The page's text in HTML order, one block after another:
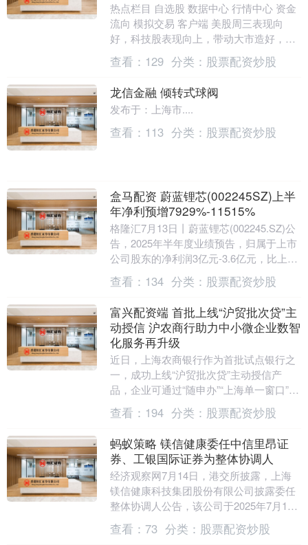
热点栏目 自选股 数据中心 行情中心 资金
流向 模拟交易 客户端 美股周三表现向
好，科技股表现向上，带动大市造好，三
大指数均录得升幅收市。美元反复向下，
美国十年....
查看： 129 分类： 股票配资炒股
龙信金融 倾转式球阀
发布于：上海市....
查看： 113 分类： 股票配资炒股
盒马配资 蔚蓝锂芯(002245SZ)上半
年净利预增7929%-11515%
格隆汇7月13日丨蔚蓝锂芯(002245.SZ)公
告，2025年半年度业绩预告，归属于上市
公司股东的净利润3亿元-3.6亿元，比上年
同期上涨79.29%-115....
查看： 134 分类： 股票配资炒股
富兴配资端 首批上线“沪贸批次贷”主
动授信 沪农商行助力中小微企业数智
化服务再升级
近日，上海农商银行作为首批试点银行之
一，成功上线“沪贸批次贷”主动授信产
品，企业可通过“随申办”“上海单一窗口”等
平台实现线上查额、线上申请。该产品以
区块链技术....
查看： 194 分类： 股票配资炒股
蚂蚁策略 镁信健康委任中信里昂证
券、工银国际证券为整体协调人
经济观察网7月14日，港交所披露，上海
镁信健康科技集团股份有限公司披露委任
整体协调人公告，该公司于2025年7月14
日及2025年7月11日分别进一步委任中信
里....
查看： 73 分类： 股票配资炒股